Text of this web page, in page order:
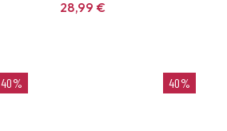
28,99€
40% 40%